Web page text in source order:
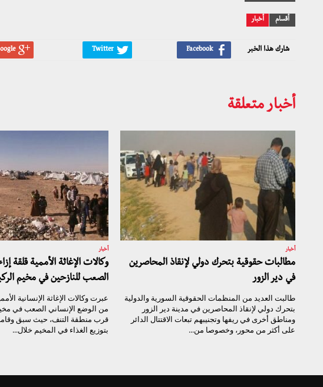
أقسام أخبار
شارك هذا الخبر
أخبار متعلقة
أخبار
مطالبات حقوقية بتحرك دولي لإنقاذ المحاصرين
في دير الزور
طالبت العديد من المنظمات الحقوقية السورية والدولية
بتحرك دولي لإنقاذ المحاصرين في مدينة دير الزور
ومناطق أخرى في ريفها وتجنيبهم تبعات الاقتتال الدائر
على أكثر من محور، وخصوصا من...
أخبار
وكالات الإغاثة الأممية قلقة
الصعب للنازحين في مخيم
عبرت وكالات الإغاثة الإنسانية
من الوضع الإنساني الصعب في
قرب منطقة التنف، حيث سبق
بتوزيع الغذاء في المخيم خلال...